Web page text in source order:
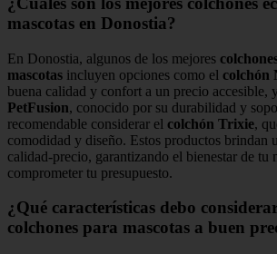
mascotas en Donostia?
En Donostia, algunos de los mejores
mascotas incluyen opciones como el colchón
buena calidad y confort a un precio accesible,
PetFusion, conocido por su durabilidad y
recomendable considerar el colchón Trixie,
comodidad y diseño. Estos productos brindan
calidad-precio, garantizando el bienestar de tu
comprometer tu presupuesto.
¿Qué características debo
colchones para mascotas a buen